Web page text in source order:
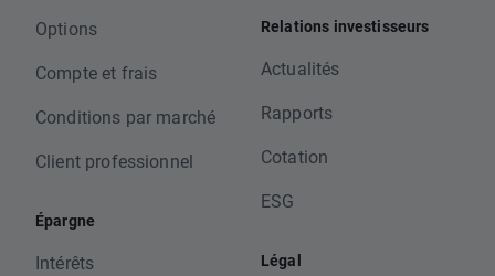
Options
Compte et frais
Conditions par marché
Client professionnel
Épargne
Intérêts
Relations investisseurs
Actualités
Rapports
Cotation
ESG
Légal